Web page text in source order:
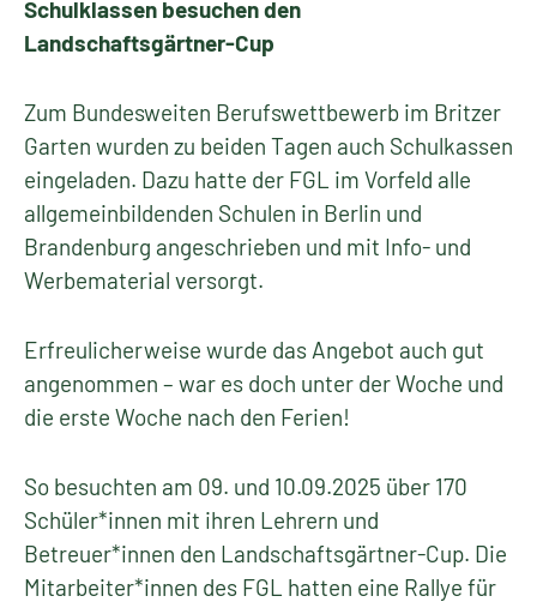
Schulklassen besuchen den
Landschaftsgärtner-Cup
Zum Bundesweiten Berufswettbewerb im Britzer
Garten wurden zu beiden Tagen auch Schulkassen
eingeladen. Dazu hatte der FGL im Vorfeld alle
allgemeinbildenden Schulen in Berlin und
Brandenburg angeschrieben und mit Info- und
Werbematerial versorgt.
Erfreulicherweise wurde das Angebot auch gut
angenommen – war es doch unter der Woche und
die erste Woche nach den Ferien!
So besuchten am 09. und 10.09.2025 über 170
Schüler*innen mit ihren Lehrern und
Betreuer*innen den Landschaftsgärtner-Cup. Die
Mitarbeiter*innen des FGL hatten eine Rallye für